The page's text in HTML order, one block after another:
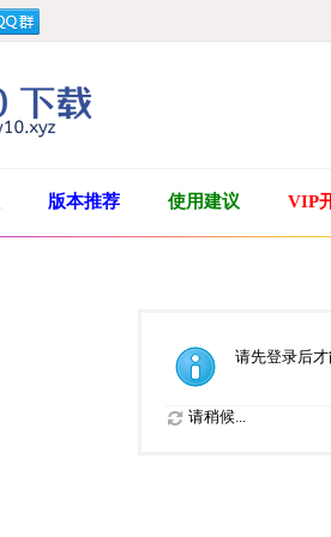
版本推荐 使用建议 VIP
请先登录后
请稍候...